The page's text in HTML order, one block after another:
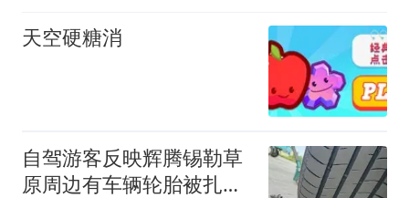
天空硬糖消
自驾游客反映辉腾锡勒草
原周边有车辆轮胎被扎，